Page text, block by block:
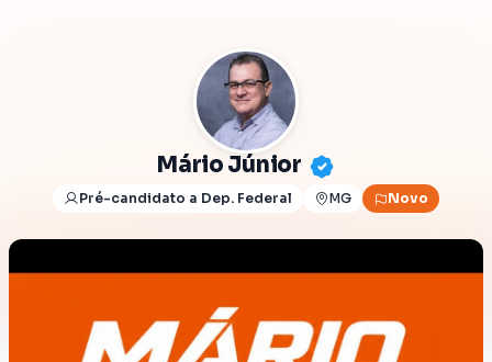
Mário Júnior
Pré-candidato a Dep. Federal MG Novo